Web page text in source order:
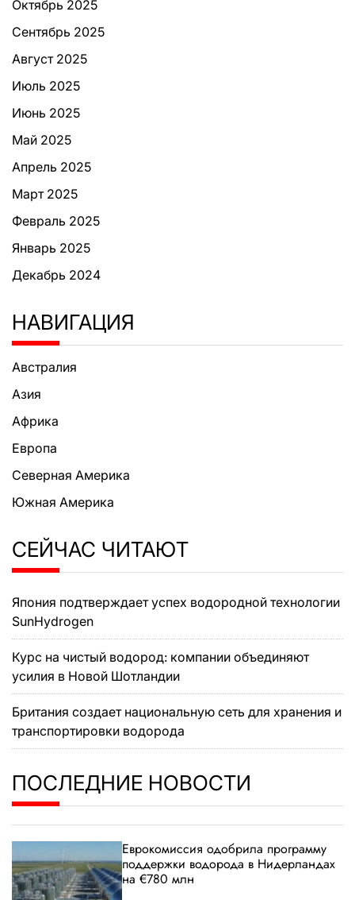
Октябрь 2025
Сентябрь 2025
Август 2025
Июль 2025
Июнь 2025
Май 2025
Апрель 2025
Март 2025
Февраль 2025
Январь 2025
Декабрь 2024
НАВИГАЦИЯ
Австралия
Азия
Африка
Европа
Северная Америка
Южная Америка
СЕЙЧАС ЧИТАЮТ
Япония подтверждает успех водородной технологии
SunHydrogen
Курс на чистый водород: компании объединяют
усилия в Новой Шотландии
Британия создает национальную сеть для хранения и
транспортировки водорода
ПОСЛЕДНИЕ НОВОСТИ
Еврокомиссия одобрила программу
поддержки водорода в Нидерландах
на €780 млн